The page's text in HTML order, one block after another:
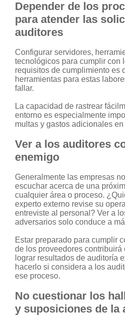
Depender de los
para atender las
auditores
Configurar servidores,
tecnológicos para cumplir con
requisitos de cumplimiento es
herramientas para estas
fallar.
La capacidad de rastrear
entorno es especialmente
multas y gastos adicionales en
Ver a los auditores
enemigo
Generalmente las empresas
escuchar acerca de una
cualquier área o proceso.
experto externo revise su
entreviste al personal? Ver a
adversarios solo conduce a
Estar preparado para cumplir
de los proveedores contribuirá
lograr resultados de auditoría
hacerlo si considera a los
ese proceso.
No cuestionar los
y suposiciones de la